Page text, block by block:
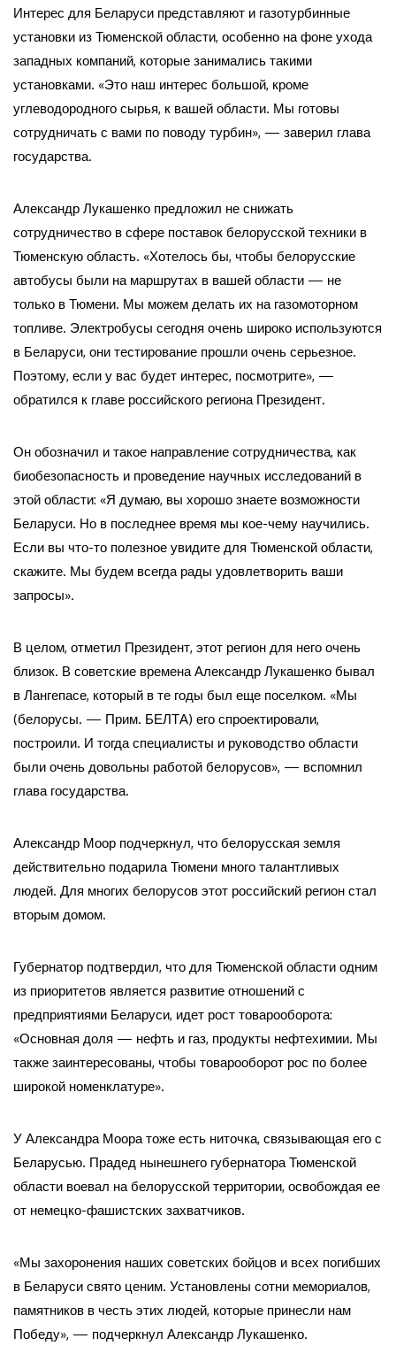
Интерес для Беларуси представляют и газотурбинные
установки из Тюменской области, особенно на фоне ухода
западных компаний, которые занимались такими
установками. «Это наш интерес большой, кроме
углеводородного сырья, к вашей области. Мы готовы
сотрудничать с вами по поводу турбин», — заверил глава
государства.
Александр Лукашенко предложил не снижать
сотрудничество в сфере поставок белорусской техники в
Тюменскую область. «Хотелось бы, чтобы белорусские
автобусы были на маршрутах в вашей области — не
только в Тюмени. Мы можем делать их на газомоторном
топливе. Электробусы сегодня очень широко используются
в Беларуси, они тестирование прошли очень серьезное.
Поэтому, если у вас будет интерес, посмотрите», —
обратился к главе российского региона Президент.
Он обозначил и такое направление сотрудничества, как
биобезопасность и проведение научных исследований в
этой области: «Я думаю, вы хорошо знаете возможности
Беларуси. Но в последнее время мы кое-чему научились.
Если вы что-то полезное увидите для Тюменской области,
скажите. Мы будем всегда рады удовлетворить ваши
запросы».
В целом, отметил Президент, этот регион для него очень
близок. В советские времена Александр Лукашенко бывал
в Лангепасе, который в те годы был еще поселком. «Мы
(белорусы. — Прим. БЕЛТА) его спроектировали,
построили. И тогда специалисты и руководство области
были очень довольны работой белорусов», — вспомнил
глава государства.
Александр Моор подчеркнул, что белорусская земля
действительно подарила Тюмени много талантливых
людей. Для многих белорусов этот российский регион стал
вторым домом.
Губернатор подтвердил, что для Тюменской области одним
из приоритетов является развитие отношений с
предприятиями Беларуси, идет рост товарооборота:
«Основная доля — нефть и газ, продукты нефтехимии. Мы
также заинтересованы, чтобы товарооборот рос по более
широкой номенклатуре».
У Александра Моора тоже есть ниточка, связывающая его с
Беларусью. Прадед нынешнего губернатора Тюменской
области воевал на белорусской территории, освобождая ее
от немецко-фашистских захватчиков.
«Мы захоронения наших советских бойцов и всех погибших
в Беларуси свято ценим. Установлены сотни мемориалов,
памятников в честь этих людей, которые принесли нам
Победу», — подчеркнул Александр Лукашенко.